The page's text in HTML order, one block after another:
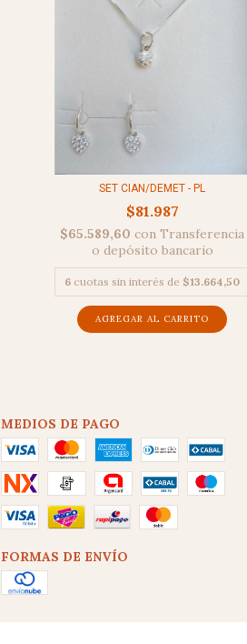
SET CIAN/DEMET - PL
$81.987
$65.589,60con Transferencia
o depósito bancario
6 cuotas sin interés de $13.664,50
MEDIOS DE PAGO
FORMAS DE ENVÍO